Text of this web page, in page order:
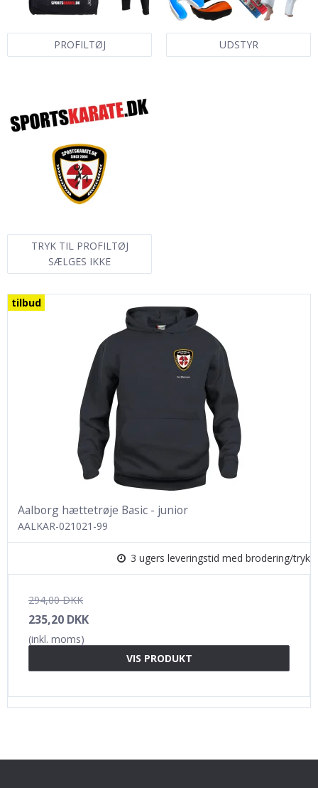
PROFILTØJ UDSTYR
TRYK TIL PROFILTØJ
SÆLGES IKKE
tilbud
Aalborg hættetrøje Basic - junior
AALKAR-021021-99
3 ugers leveringstid med brodering/tryk
294,00 DKK
235,20 DKK
(inkl. moms)
VIS PRODUKT